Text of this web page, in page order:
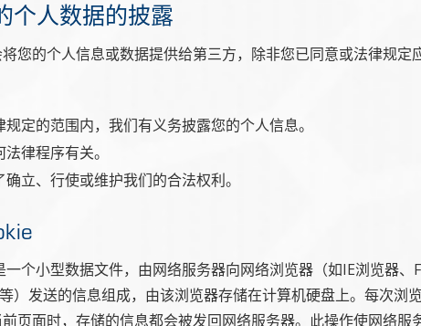
个人数据的披露
您的个人信息或数据提供给第三方，除非您已同意或法律规定
规定的范围内，我们有义务披露您的个人信息。
法律程序有关。
确立、行使或维护我们的合法权利。
个小型数据文件，由网络服务器向网络浏览器（如IE浏览器、
）发送的信息组成，由该浏览器存储在计算机硬盘上。每次浏
页面时，存储的信息都会被发回网络服务器。此操作使网络服